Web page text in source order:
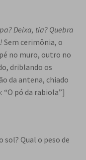
Deixa, tia? Quebra
Sem cerimônia, o
no muro, outro no
driblando os
da antena, chiado
“O pó da rabiola”]
sol? Qual o peso de